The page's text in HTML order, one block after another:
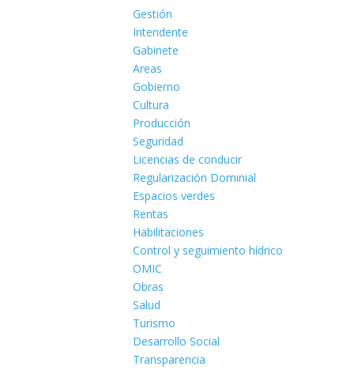
Gestión
Intendente
Gabinete
Areas
Gobierno
Cultura
Producción
Seguridad
Licencias de conducir
Regularización Dominial
Espacios verdes
Rentas
Habilitaciones
Control y seguimiento hídrico
OMIC
Obras
Salud
Turismo
Desarrollo Social
Transparencia